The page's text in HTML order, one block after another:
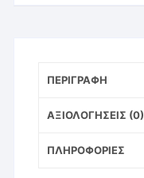
ΠΕΡΙΓΡΑΦΉ
ΑΞΙΟΛΟΓΉΣΕΙΣ (0)
ΠΛΗΡΟΦΟΡΊΕΣ